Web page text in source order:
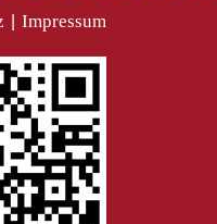
Impressum